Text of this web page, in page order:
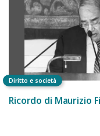
Diritto e società
Ricordo di Maurizio